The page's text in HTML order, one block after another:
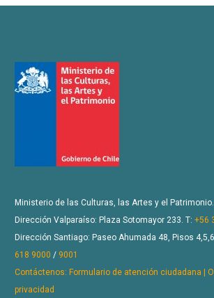
Ministerio de las Culturas, las Artes y el Patrimonio.
Dirección Valparaíso: Plaza Sotomayor 233. T: +56
Dirección Santiago: Paseo Ahumada 48, Pisos
618 9000 / 9001
Contáctenos: Formulario de atención ciudadana |
privacidad